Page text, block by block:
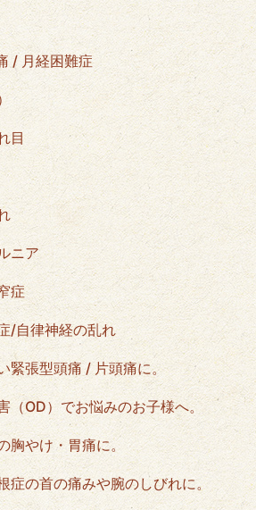
/ 月経困難症
目
ニア
症
/自律神経の乱れ
緊張型頭痛 / 片頭痛に。
（OD）でお悩みのお子様へ。
胸やけ・胃痛に。
症の首の痛みや腕のしびれに。